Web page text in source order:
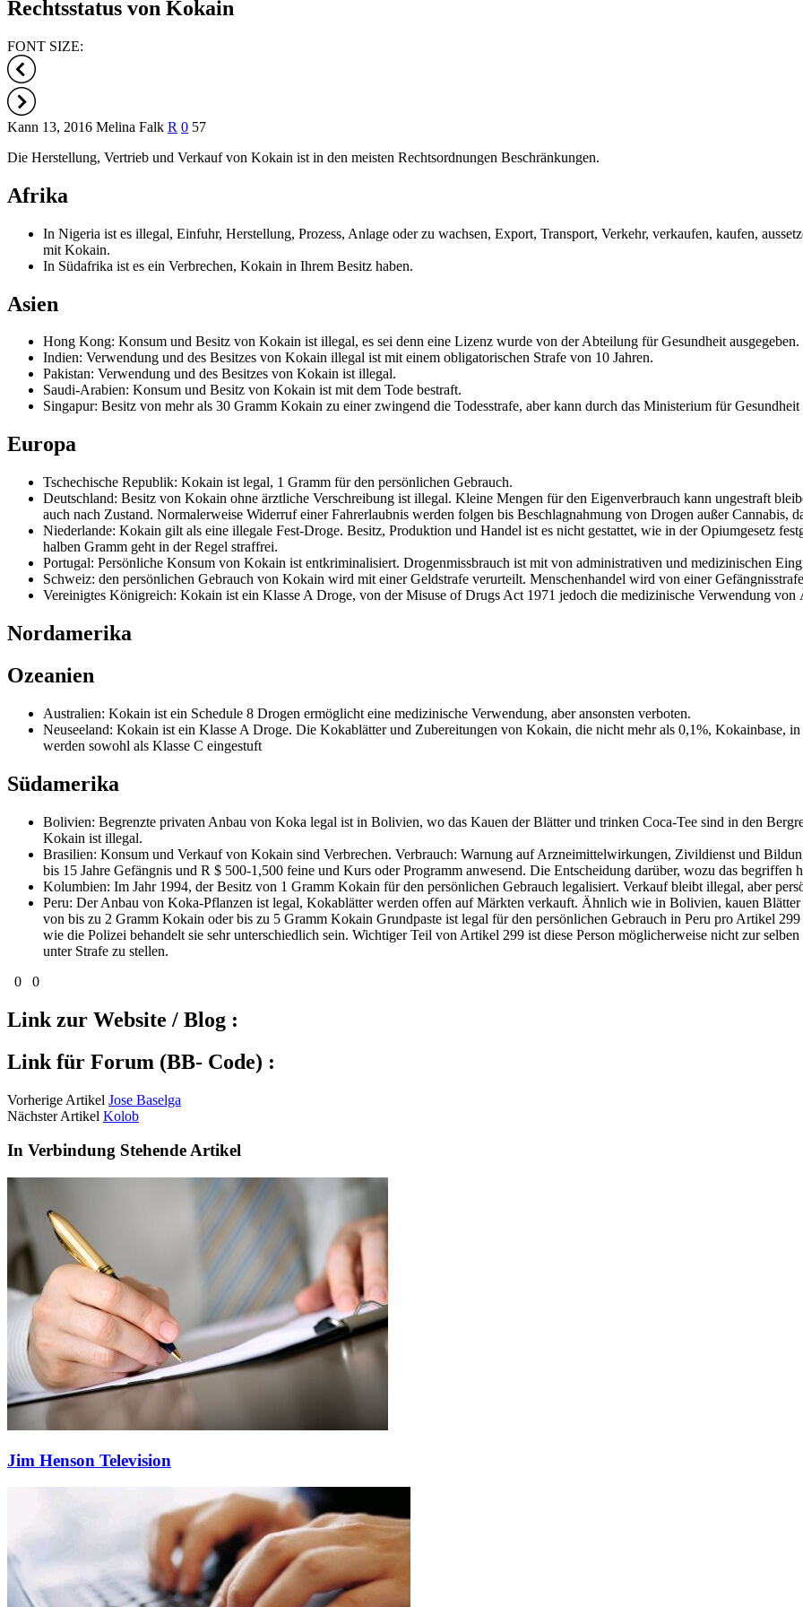
Rechtsstatus von Kokain
FONT SIZE:
Kann 13, 2016 Melina Falk R 0 57
Die Herstellung, Vertrieb und Verkauf von Kokain ist in den meisten Rechtsordnungen Beschränkungen.
Afrika
In Nigeria ist es illegal, Einfuhr, Herstellung, Prozess, Anlage oder zu wachsen, Export, Transport, Verkehr, verkaufen, kaufen,
mit Kokain.
In Südafrika ist es ein Verbrechen, Kokain in Ihrem Besitz haben.
Asien
Hong Kong: Konsum und Besitz von Kokain ist illegal, es sei denn eine Lizenz wurde von der Abteilung für Gesundheit ausgegeben.
Indien: Verwendung und des Besitzes von Kokain illegal ist mit einem obligatorischen Strafe von 10 Jahren.
Pakistan: Verwendung und des Besitzes von Kokain ist illegal.
Saudi-Arabien: Konsum und Besitz von Kokain ist mit dem Tode bestraft.
Singapur: Besitz von mehr als 30 Gramm Kokain zu einer zwingend die Todesstrafe, aber kann durch das Ministerium für Gesundheit
Europa
Tschechische Republik: Kokain ist legal, 1 Gramm für den persönlichen Gebrauch.
Deutschland: Besitz von Kokain ohne ärztliche Verschreibung ist illegal. Kleine Mengen für den Eigenverbrauch kann ungestraft
auch nach Zustand. Normalerweise Widerruf einer Fahrerlaubnis werden folgen bis Beschlagnahmung von Drogen außer Cannabis,
Niederlande: Kokain gilt als eine illegale Fest-Droge. Besitz, Produktion und Handel ist es nicht gestattet, wie in der Opiumgesetz
halben Gramm geht in der Regel straffrei.
Portugal: Persönliche Konsum von Kokain ist entkriminalisiert. Drogenmissbrauch ist mit von administrativen und medizinischen
Schweiz: den persönlichen Gebrauch von Kokain wird mit einer Geldstrafe verurteilt. Menschenhandel wird von einer
Vereinigtes Königreich: Kokain ist ein Klasse A Droge, von der Misuse of Drugs Act 1971 jedoch die medizinische Verwendung von
Nordamerika
Ozeanien
Australien: Kokain ist ein Schedule 8 Drogen ermöglicht eine medizinische Verwendung, aber ansonsten verboten.
Neuseeland: Kokain ist ein Klasse A Droge. Die Kokablätter und Zubereitungen von Kokain, die nicht mehr als 0,1%, Kokainbase,
werden sowohl als Klasse C eingestuft
Südamerika
Bolivien: Begrenzte privaten Anbau von Koka legal ist in Bolivien, wo das Kauen der Blätter und trinken Coca-Tee sind in den
Kokain ist illegal.
Brasilien: Konsum und Verkauf von Kokain sind Verbrechen. Verbrauch: Warnung auf Arzneimittelwirkungen, Zivildienst und
bis 15 Jahre Gefängnis und R $ 500-1,500 feine und Kurs oder Programm anwesend. Die Entscheidung darüber, wozu das begriffen
Kolumbien: Im Jahr 1994, der Besitz von 1 Gramm Kokain für den persönlichen Gebrauch legalisiert. Verkauf bleibt illegal, aber
Peru: Der Anbau von Koka-Pflanzen ist legal, Kokablätter werden offen auf Märkten verkauft. Ähnlich wie in Bolivien, kauen
von bis zu 2 Gramm Kokain oder bis zu 5 Gramm Kokain Grundpaste ist legal für den persönlichen Gebrauch in Peru pro Artikel
wie die Polizei behandelt sie sehr unterschiedlich sein. Wichtiger Teil von Artikel 299 ist diese Person möglicherweise nicht zur
unter Strafe zu stellen.
0
0
Link zur Website / Blog :
Link für Forum (BB- Code) :
Vorherige Artikel Jose Baselga
Nächster Artikel Kolob
In Verbindung Stehende Artikel
Jim Henson Television